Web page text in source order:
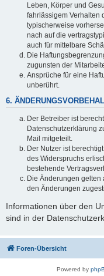
Leben, Körper und
fahrlässigem Verhalten
typischerweise
nach auf die
auch für mittelbare
Die
zugunsten der
Ansprüche für eine
unberührt.
6.
Der Betreiber ist
Datenschutzerklärung
Mail mitgeteilt.
Der Nutzer ist
des Widerspruchs
bestehende
Die Änderungen
den Änderungen
Informationen über den
sind in der
Foren-Übersicht
Powered by